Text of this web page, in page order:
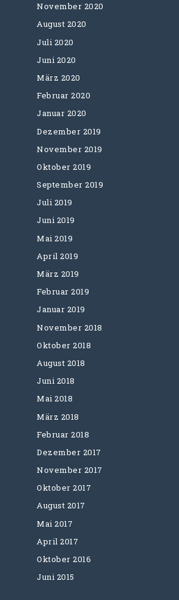
November 2020
August 2020
Juli 2020
Juni 2020
März 2020
Februar 2020
Januar 2020
Dezember 2019
November 2019
Oktober 2019
September 2019
Juli 2019
Juni 2019
Mai 2019
April 2019
März 2019
Februar 2019
Januar 2019
November 2018
Oktober 2018
August 2018
Juni 2018
Mai 2018
März 2018
Februar 2018
Dezember 2017
November 2017
Oktober 2017
August 2017
Mai 2017
April 2017
Oktober 2016
Juni 2015